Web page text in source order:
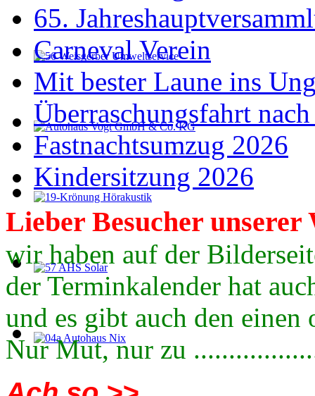
65.
Carneval Verein
Mit bester Laune ins
Überraschungsfahrt
Fastnachtsumzug 2026
Kindersitzung 2026
Lieber Besucher unserer
wir haben auf der
der Terminkalender hat
und es gibt auch den einen
Nur Mut, nur zu